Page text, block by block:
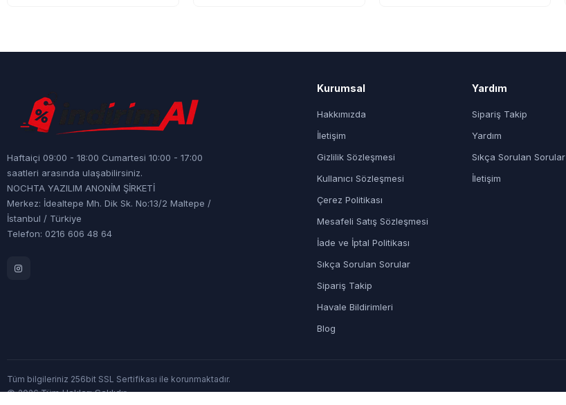
Haftaiçi 09:00 - 18:00 Cumartesi 10:00 - 17:00
saatleri arasında ulaşabilirsiniz.
NOCHTA YAZILIM ANONİM ŞİRKETİ
Merkez: İdealtepe Mh. Dik Sk. No:13/2 Maltepe /
İstanbul / Türkiye
Telefon: 0216 606 48 64
Kurumsal
Hakkımızda
İletişim
Gizlilik Sözleşmesi
Kullanıcı Sözleşmesi
Çerez Politikası
Mesafeli Satış Sözleşmesi
İade ve İptal Politikası
Sıkça Sorulan Sorular
Sipariş Takip
Havale Bildirimleri
Blog
Yardım
Sipariş Takip
Yardım
Sıkça Sorulan Sorular
İletişim
Tüm bilgileriniz 256bit SSL Sertifikası ile korunmaktadır.
©2026Tüm Hakları Saklıdır